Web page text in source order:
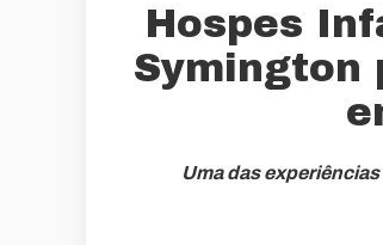
Hospes
Symington
Uma das